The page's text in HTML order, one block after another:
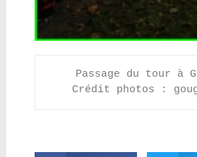
Passage du tour à
Crédit photos :